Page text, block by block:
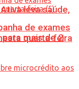
leva saúde,
mais de 2
de exames
quarta-feira